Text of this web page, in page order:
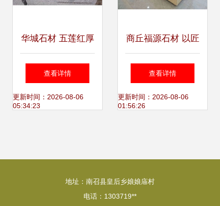
华城石材 五莲红厚
板加工，打造5公
分花岗岩板材的卓
查看详情
更新时间：2026-08-06
05:34:23
商丘福源石材 以匠
心雕琢睢县大理石
的品质传奇
查看详情
更新时间：2026-08-06
01:56:26
地址：南召县皇后乡娘娘庙村
电话：1303719**